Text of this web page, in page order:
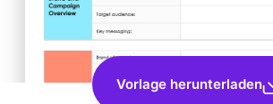
Vorlage herunterladen